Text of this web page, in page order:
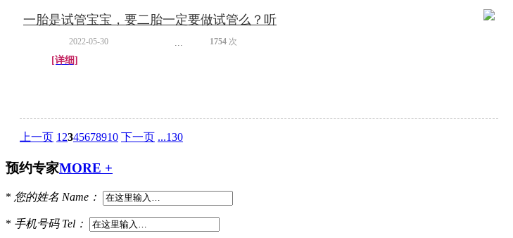
一胎是试管宝宝，要二胎一定要做试管么？听
2022-05-30 1754 次
[详细]
上一页 1 2345678910 下一页 ...130
预约专家MORE +
* 您的姓名 Name：
* 手机号码Tel：